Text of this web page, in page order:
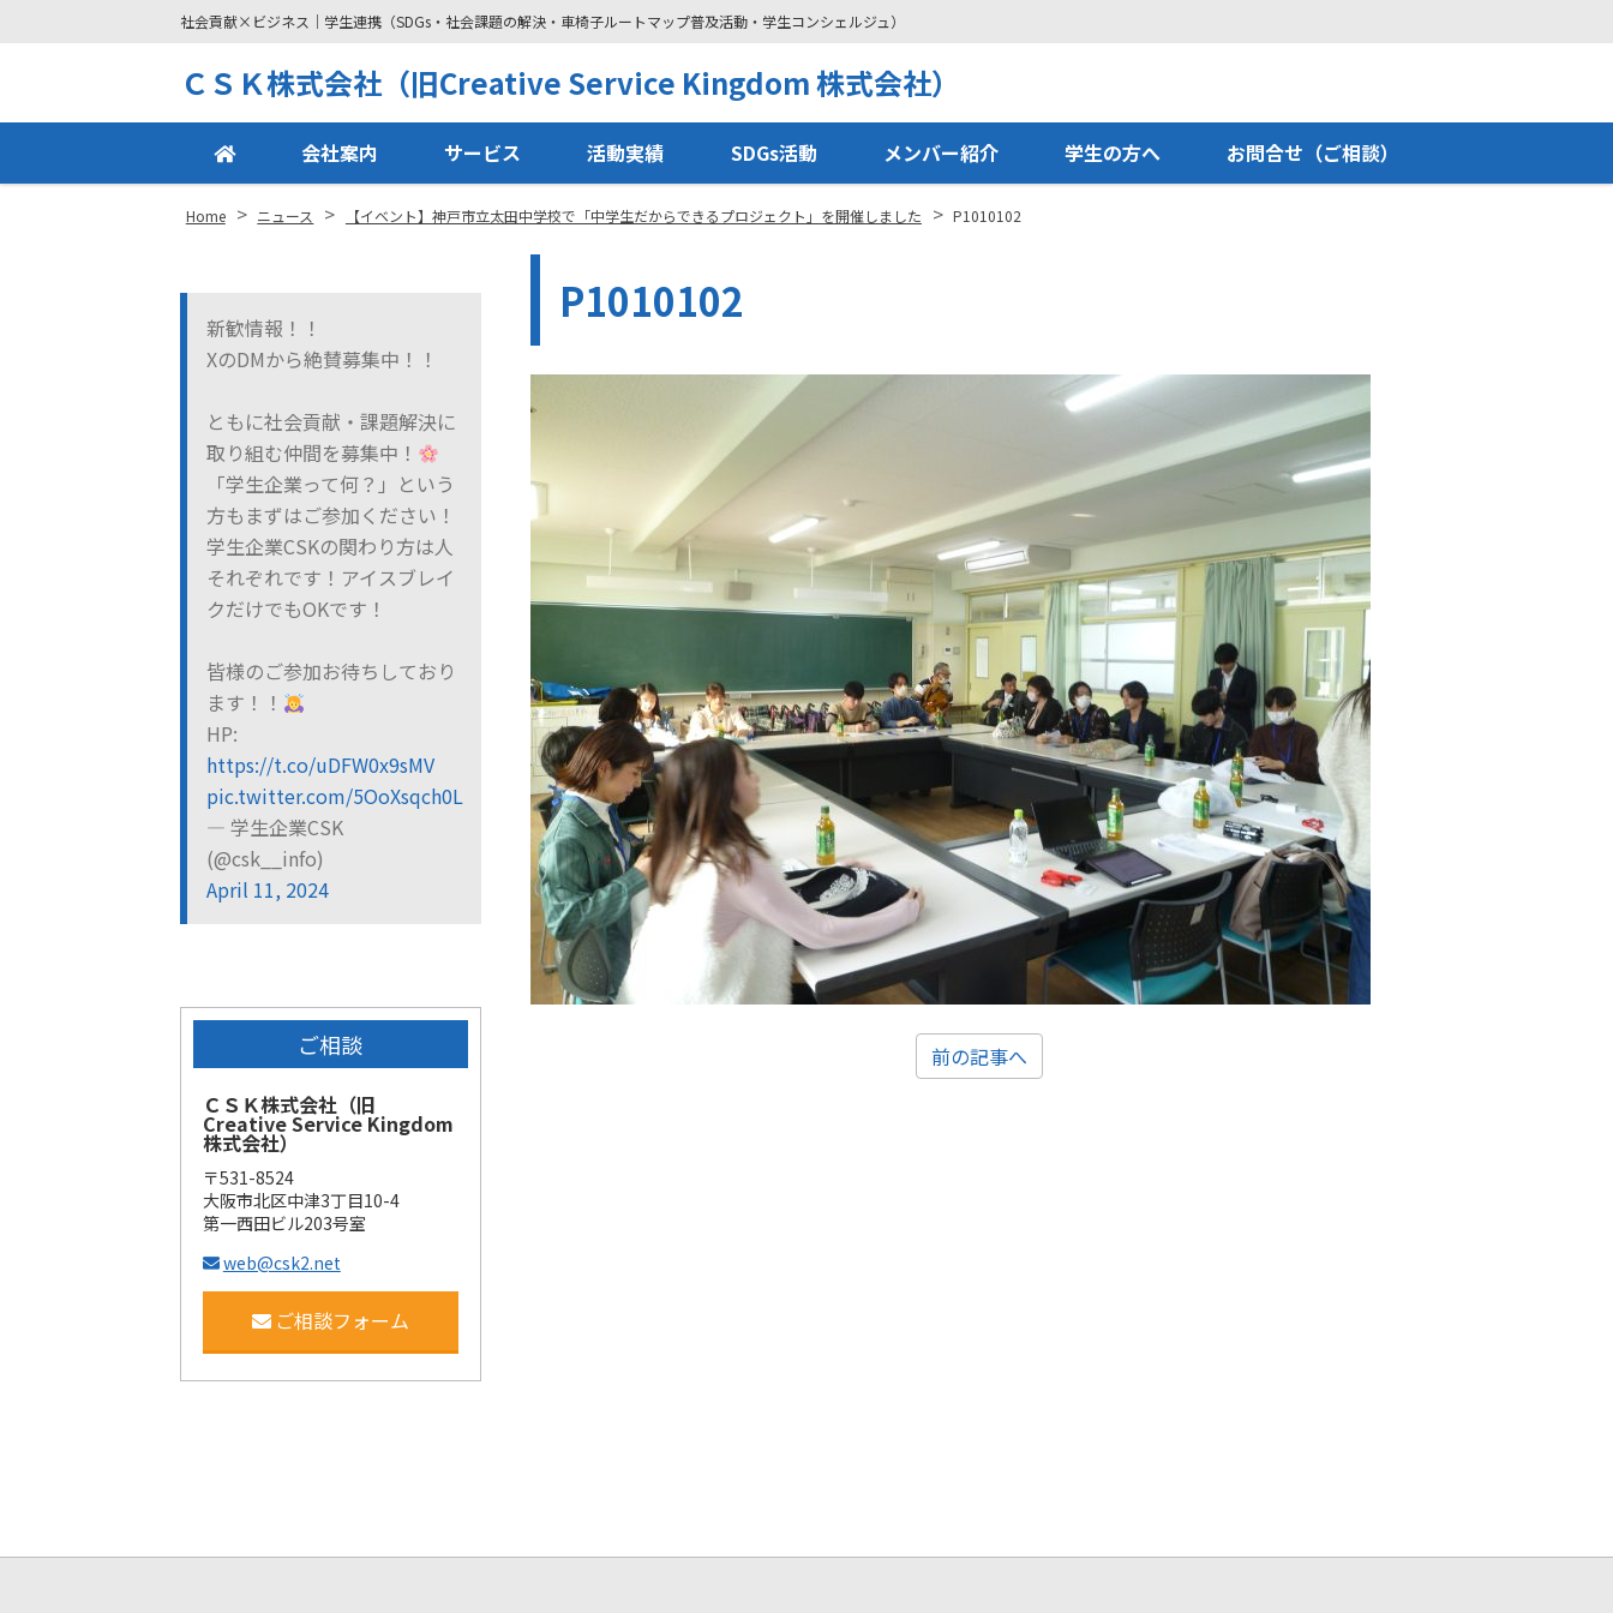
社会貢献×ビジネス｜学生連携（SDGs・社会課題の解決・車椅子ルートマップ普及活動・学生コンシェルジュ）
ＣＳＫ株式会社（旧Creative Service Kingdom 株式会社）
会社案内 サービス 活動実績 SDGs活動 メンバー紹介 学生の方へ お問合せ（ご相談）
Home > ニュース > 【イベント】神戸市立太田中学校で「中学生だからできるプロジェクト」を開催しました > P1010102
P1010102
前の記事へ
新歓情報！！
XのDMから絶賛募集中！！
ともに社会貢献・課題解決に
取り組む仲間を募集中！
「学生企業って何？」という
方もまずはご参加ください！
学生企業CSKの関わり方は人
それぞれです！アイスブレイ
クだけでもOKです！
皆様のご参加お待ちしており
ます！！
HP:
https://t.co/uDFW0x9sMV
pic.twitter.com/5OoXsqch0L
— 学生企業CSK
(@csk__info)
April 11, 2024
ご相談
ＣＳＫ株式会社（旧
Creative Service Kingdom
株式会社）
〒531-8524
大阪市北区中津3丁目10-4
第一西田ビル203号室
web@csk2.net
ご相談フォーム
Footer